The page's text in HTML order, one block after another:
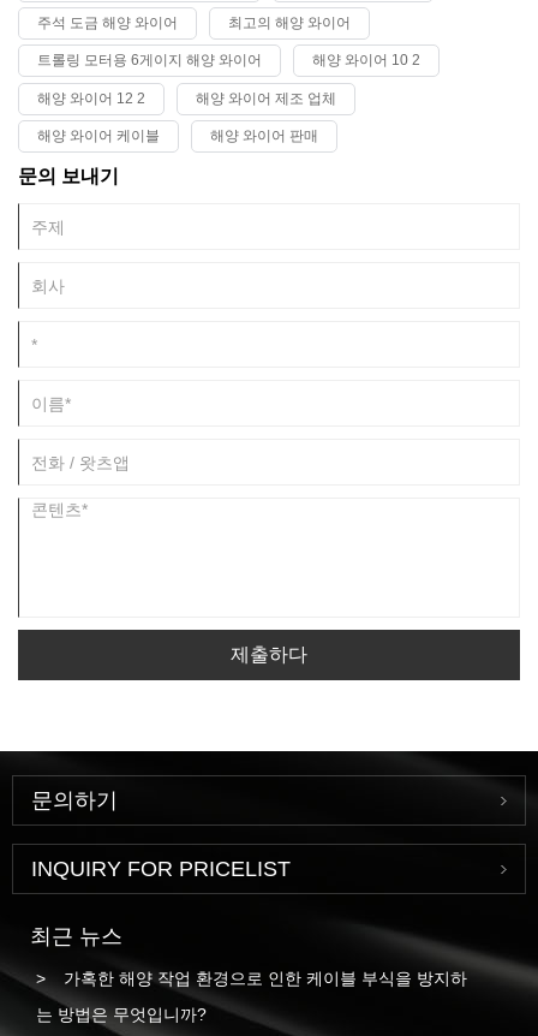
주석 도금 해양 와이어 최고의 해양 와이어
트롤링 모터용 6게이지 해양 와이어 해양 와이어 10 2
해양 와이어 12 2 해양 와이어 제조 업체
해양 와이어 케이블 해양 와이어 판매
문의 보내기
제출하다
문의하기
INQUIRY FOR PRICELIST
최근 뉴스
가혹한 해양 작업 환경으로 인한 케이블 부식을 방지하
는 방법은 무엇입니까?